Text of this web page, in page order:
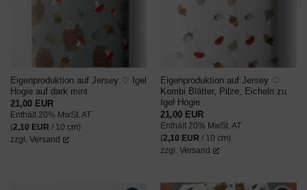
Eigenproduktion auf Jersey ♡ Igel
Hogie auf dark mint
21,00 EUR
Enthält 20% MwSt. AT
(2,10 EUR / 10 cm)
zzgl. Versand
Eigenproduktion auf Jersey ♡
Kombi Blätter, Pilze, Eicheln zu
Igel Hogie
21,00 EUR
Enthält 20% MwSt. AT
(2,10 EUR / 10 cm)
zzgl. Versand